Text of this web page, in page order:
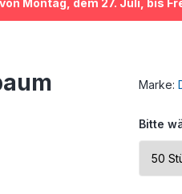
Montag, dem 27. Juli, bis
Marke:
Bitte